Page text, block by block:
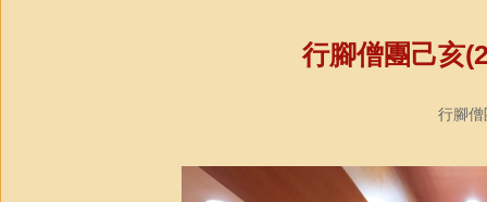
行腳僧團己亥
行腳僧